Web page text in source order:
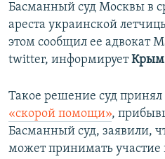
Все сайты RFE/RL
Басманный суд Москвы в
ареста украинской
этом сообщил ее адвокат
twitter, информирует
Такое решение суд принял
«скорой помощи»,
Басманный суд, заявили,
может принимать участие